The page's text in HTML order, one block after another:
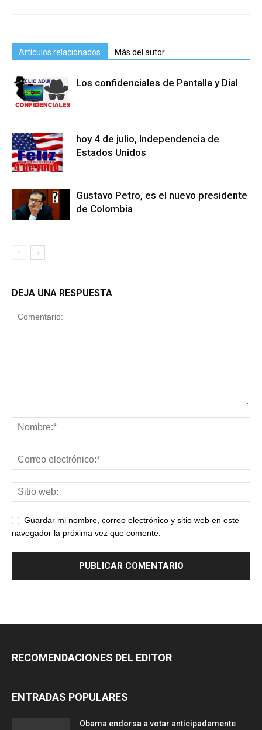
Artículos relacionados Más del autor
Los confidenciales de Pantalla y Dial
hoy 4 de julio, Independencia de
Estados Unidos
Gustavo Petro, es el nuevo presidente
de Colombia
DEJA UNA RESPUESTA
Guardar mi nombre, correo electrónico y sitio web en este
navegador la próxima vez que comente.
RECOMENDACIONES DEL EDITOR
ENTRADAS POPULARES
Obama endorsa a votar anticipadamente